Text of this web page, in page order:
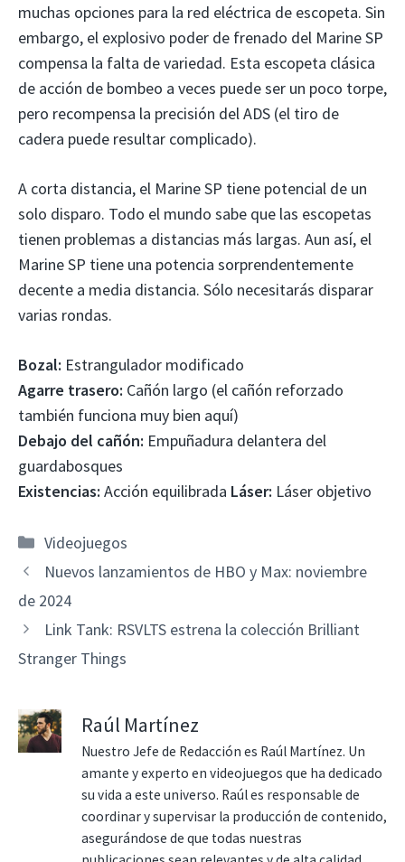
muchas opciones para la red eléctrica de escopeta. Sin
embargo, el explosivo poder de frenado del Marine SP
compensa la falta de variedad. Esta escopeta clásica
de acción de bombeo a veces puede ser un poco torpe,
pero recompensa la precisión del ADS (el tiro de
cadera puede resultar complicado).
A corta distancia, el Marine SP tiene potencial de un
solo disparo. Todo el mundo sabe que las escopetas
tienen problemas a distancias más largas. Aun así, el
Marine SP tiene una potencia sorprendentemente
decente a media distancia. Sólo necesitarás disparar
varias rondas.
Bozal: Estrangulador modificado
Agarre trasero: Cañón largo (el cañón reforzado
también funciona muy bien aquí)
Debajo del cañón: Empuñadura delantera del
guardabosques
Existencias: Acción equilibrada Láser: Láser objetivo
Categorías
Videojuegos
Nuevos lanzamientos de HBO y Max: noviembre
de 2024
Link Tank: RSVLTS estrena la colección Brilliant
Stranger Things
Raúl Martínez
Nuestro Jefe de Redacción es Raúl Martínez. Un
amante y experto en videojuegos que ha dedicado
su vida a este universo. Raúl es responsable de
coordinar y supervisar la producción de contenido,
asegurándose de que todas nuestras